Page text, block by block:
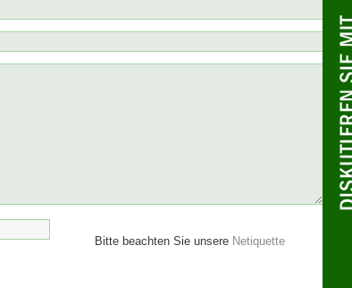
Bitte beachten Sie unsere Netiquette